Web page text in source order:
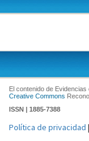
El contenido de
Creative Commons
ISSN | 1885-7388
Política de privacidad |